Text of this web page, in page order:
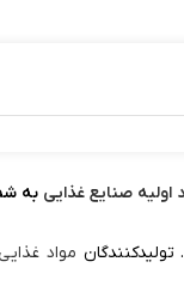
صنایع غذایی به
مواد غذایی